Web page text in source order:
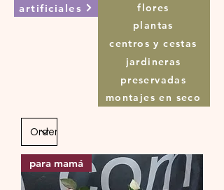
artificiales
flores
plantas
centros y cestas
jardineras
preservadas
montajes en seco
para mamá